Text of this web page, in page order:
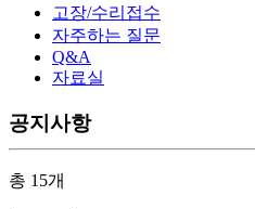
고장/수리접수
자주하는 질문
Q&A
자료실
공지사항
총 15개